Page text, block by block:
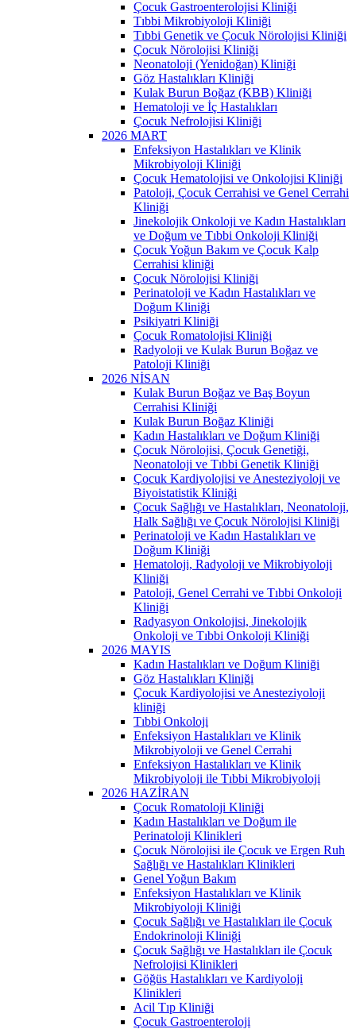
Çocuk Gastroenterolojisi Kliniği
Tıbbi Mikrobiyoloji Kliniği
Tıbbi Genetik ve Çocuk Nörolojisi Kliniği
Çocuk Nörolojisi Kliniği
Neonatoloji (Yenidoğan) Kliniği
Göz Hastalıkları Kliniği
Kulak Burun Boğaz (KBB) Kliniği
Hematoloji ve İç Hastalıkları
Çocuk Nefrolojisi Kliniği
2026 MART
Enfeksiyon Hastalıkları ve Klinik
Mikrobiyoloji Kliniği
Çocuk Hematolojisi ve Onkolojisi Kliniği
Patoloji, Çocuk Cerrahisi ve Genel Cerrahi
Kliniği
Jinekolojik Onkoloji ve Kadın Hastalıkları
ve Doğum ve Tıbbi Onkoloji Kliniği
Çocuk Yoğun Bakım ve Çocuk Kalp
Cerrahisi kliniği
Çocuk Nörolojisi Kliniği
Perinatoloji ve Kadın Hastalıkları ve
Doğum Kliniği
Psikiyatri Kliniği
Çocuk Romatolojisi Kliniği
Radyoloji ve Kulak Burun Boğaz ve
Patoloji Kliniği
2026 NİSAN
Kulak Burun Boğaz ve Baş Boyun
Cerrahisi Kliniği
Kulak Burun Boğaz Kliniği
Kadın Hastalıkları ve Doğum Kliniği
Çocuk Nörolojisi, Çocuk Genetiği,
Neonatoloji ve Tıbbi Genetik Kliniği
Çocuk Kardiyolojisi ve Anesteziyoloji ve
Biyoistatistik Kliniği
Çocuk Sağlığı ve Hastalıkları, Neonatoloji,
Halk Sağlığı ve Çocuk Nörolojisi Kliniği
Perinatoloji ve Kadın Hastalıkları ve
Doğum Kliniği
Hematoloji, Radyoloji ve Mikrobiyoloji
Kliniği
Patoloji, Genel Cerrahi ve Tıbbi Onkoloji
Kliniği
Radyasyon Onkolojisi, Jinekolojik
Onkoloji ve Tıbbi Onkoloji Kliniği
2026 MAYIS
Kadın Hastalıkları ve Doğum Kliniği
Göz Hastalıkları Kliniği
Çocuk Kardiyolojisi ve Anesteziyoloji
kliniği
Tıbbi Onkoloji
Enfeksiyon Hastalıkları ve Klinik
Mikrobiyoloji ve Genel Cerrahi
Enfeksiyon Hastalıkları ve Klinik
Mikrobiyoloji ile Tıbbi Mikrobiyoloji
2026 HAZİRAN
Çocuk Romatoloji Kliniği
Kadın Hastalıkları ve Doğum ile
Perinatoloji Klinikleri
Çocuk Nörolojisi ile Çocuk ve Ergen Ruh
Sağlığı ve Hastalıkları Klinikleri
Genel Yoğun Bakım
Enfeksiyon Hastalıkları ve Klinik
Mikrobiyoloji Kliniği
Çocuk Sağlığı ve Hastalıkları ile Çocuk
Endokrinoloji Kliniği
Çocuk Sağlığı ve Hastalıkları ile Çocuk
Nefrolojisi Klinikleri
Göğüs Hastalıkları ve Kardiyoloji
Klinikleri
Acil Tıp Kliniği
Çocuk Gastroenteroloji